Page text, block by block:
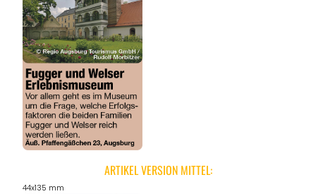
ARTIKEL VERSION MITTEL:
44x135 mm